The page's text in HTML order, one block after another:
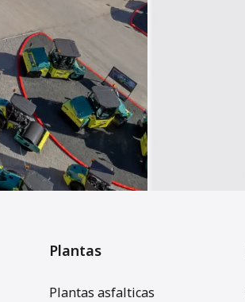
Plantas
Plantas asfalticas